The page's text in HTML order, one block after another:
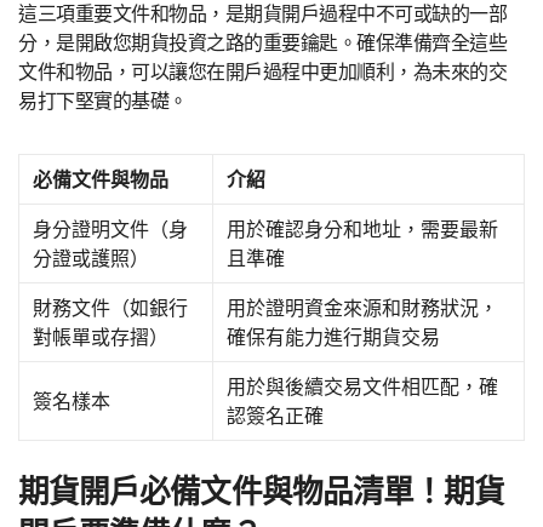
這三項重要文件和物品，是期貨開戶過程中不可或缺的一部
分，是開啟您期貨投資之路的重要鑰匙。確保準備齊全這些
文件和物品，可以讓您在開戶過程中更加順利，為未來的交
易打下堅實的基礎。
必備文件與物品 介紹
身分證明文件（身
分證或護照）
用於確認身分和地址，需要最新
且準確
財務文件（如銀行
對帳單或存摺）
用於證明資金來源和財務狀況，
確保有能力進行期貨交易
簽名樣本
用於與後續交易文件相匹配，確
認簽名正確
期貨開戶必備文件與物品清單！期貨